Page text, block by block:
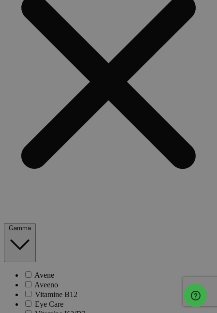
Gamma
Avene
Aveeno
Vitamine B12
Eye Care